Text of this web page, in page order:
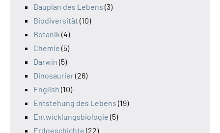
Bauplan des Lebens (3)
Biodiversität (10)
Botanik (4)
Chemie (5)
Darwin (5)
Dinosaurier(26)
English (10)
Entstehung des Lebens (19)
Entwicklungsbiologie (5)
Erdgeschichte (22)